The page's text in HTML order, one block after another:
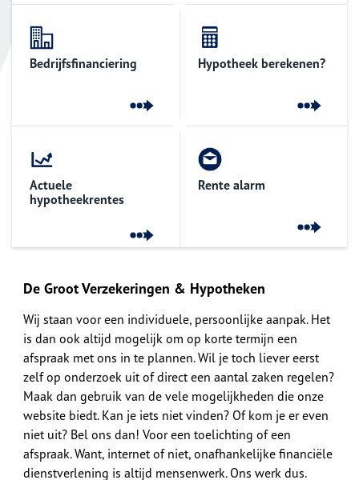
Bedrijfsfinanciering Hypotheek berekenen?
Actuele
hypotheekrentes
Rente alarm
De Groot Verzekeringen & Hypotheken
Wij staan voor een individuele, persoonlijke aanpak. Het
is dan ook altijd mogelijk om op korte termijn een
afspraak met ons in te plannen. Wil je toch liever eerst
zelf op onderzoek uit of direct een aantal zaken regelen?
Maak dan gebruik van de vele mogelijkheden die onze
website biedt. Kan je iets niet vinden? Of kom je er even
niet uit? Bel ons dan! Voor een toelichting of een
afspraak. Want, internet of niet, onafhankelijke financiële
dienstverlening is altijd mensenwerk. Ons werk dus.